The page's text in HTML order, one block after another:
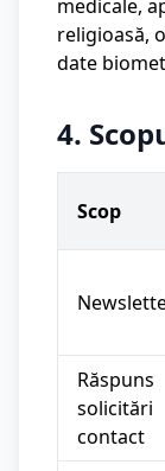
medicale,
religioasă,
date
4.
Scop
Răspuns
solicitări
contact